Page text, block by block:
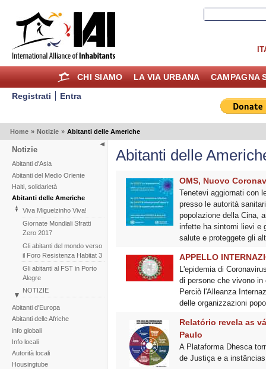
CHI SIAMO LA VIA URBANA CAMPAGNA
Registrati Entra
Home » Notizie » Abitanti delle Americhe
Notizie
Abitanti d'Asia
Abitanti del Medio Oriente
Haiti, solidarietà
Abitanti delle Americhe
Viva Miguelzinho Viva!
Giornate Mondiali Sfratti
Zero 2017
Gli abitanti del mondo verso
il Foro Resistenza Habitat 3
Gli abitanti al FST in Porto
Alegre
NOTIZIE
popolari di Huascar
la tragedia de la tormenta
Noel
Abitanti d'Europa
Abitanti delle Afriche
info globali
Info locali
Autorità locali
Housingtube
Abitanti delle
OMS, Nuovo
Tenetevi aggiornati con
presso le autorità
popolazione della Cina,
infette ha sintomi lievi e
salute e proteggete gli
APPELLO
L'epidemia di
di persone che vivono
Perciò l'Alleanza
delle organizzazioni
Relatório revela as
Paulo
A Plataforma Dhesca
de Justiça e a